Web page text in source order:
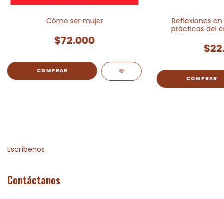
Cómo ser mujer
$72.000
Reflexiones
prácticas del
Escríbenos
Contáctanos